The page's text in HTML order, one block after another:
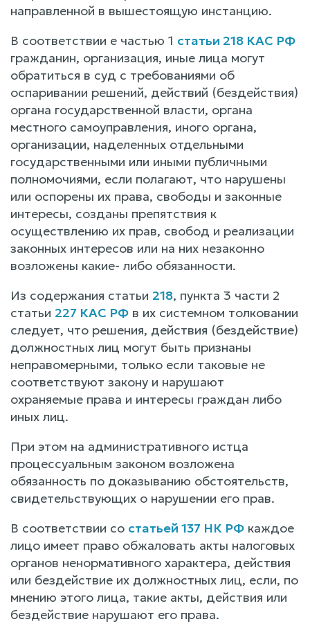
направленной в вышестоящую инстанцию.
В соответствии е частью 1 статьи 218 КАС РФ
гражданин, организация, иные лица могут
обратиться в суд с требованиями об
оспаривании решений, действий (бездействия)
органа государственной власти, органа
местного самоуправления, иного органа,
организации, наделенных отдельными
государственными или иными публичными
полномочиями, если полагают, что нарушены
или оспорены их права, свободы и законные
интересы, созданы препятствия к
осуществлению их прав, свобод и реализации
законных интересов или на них незаконно
возложены какие- либо обязанности.
Из содержания статьи 218, пункта 3 части 2
статьи 227 КАС РФ в их системном толковании
следует, что решения, действия (бездействие)
должностных лиц могут быть признаны
неправомерными, только если таковые не
соответствуют закону и нарушают
охраняемые права и интересы граждан либо
иных лиц.
При этом на административного истца
процессуальным законом возложена
обязанность по доказыванию обстоятельств,
свидетельствующих о нарушении его прав.
В соответствии со статьей 137 НК РФ каждое
лицо имеет право обжаловать акты налоговых
органов ненормативного характера, действия
или бездействие их должностных лиц, если, по
мнению этого лица, такие акты, действия или
бездействие нарушают его права.